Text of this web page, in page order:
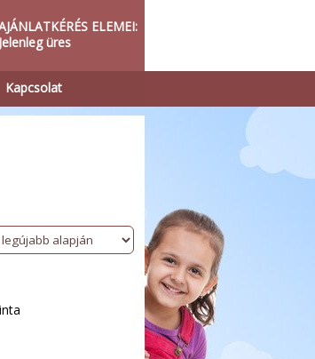
ELEMEI:
Jelenleg üres
Kapcsolat